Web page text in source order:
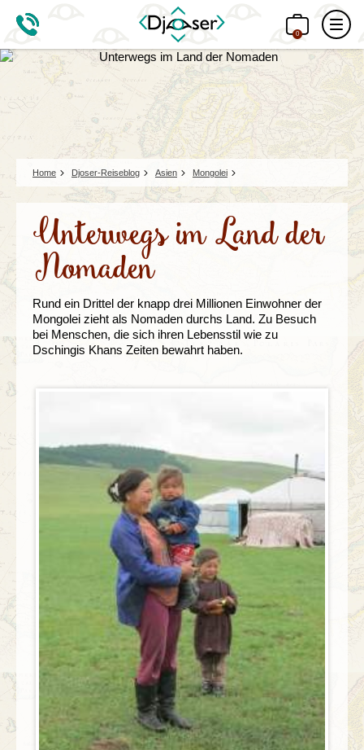
0
Home Djoser-Reiseblog Asien Mongolei
Unterwegs im Land der
Nomaden
Rund ein Drittel der knapp drei Millionen Einwohner der
Mongolei zieht als Nomaden durchs Land. Zu Besuch
bei Menschen, die sich ihren Lebensstil wie zu
Dschingis Khans Zeiten bewahrt haben.